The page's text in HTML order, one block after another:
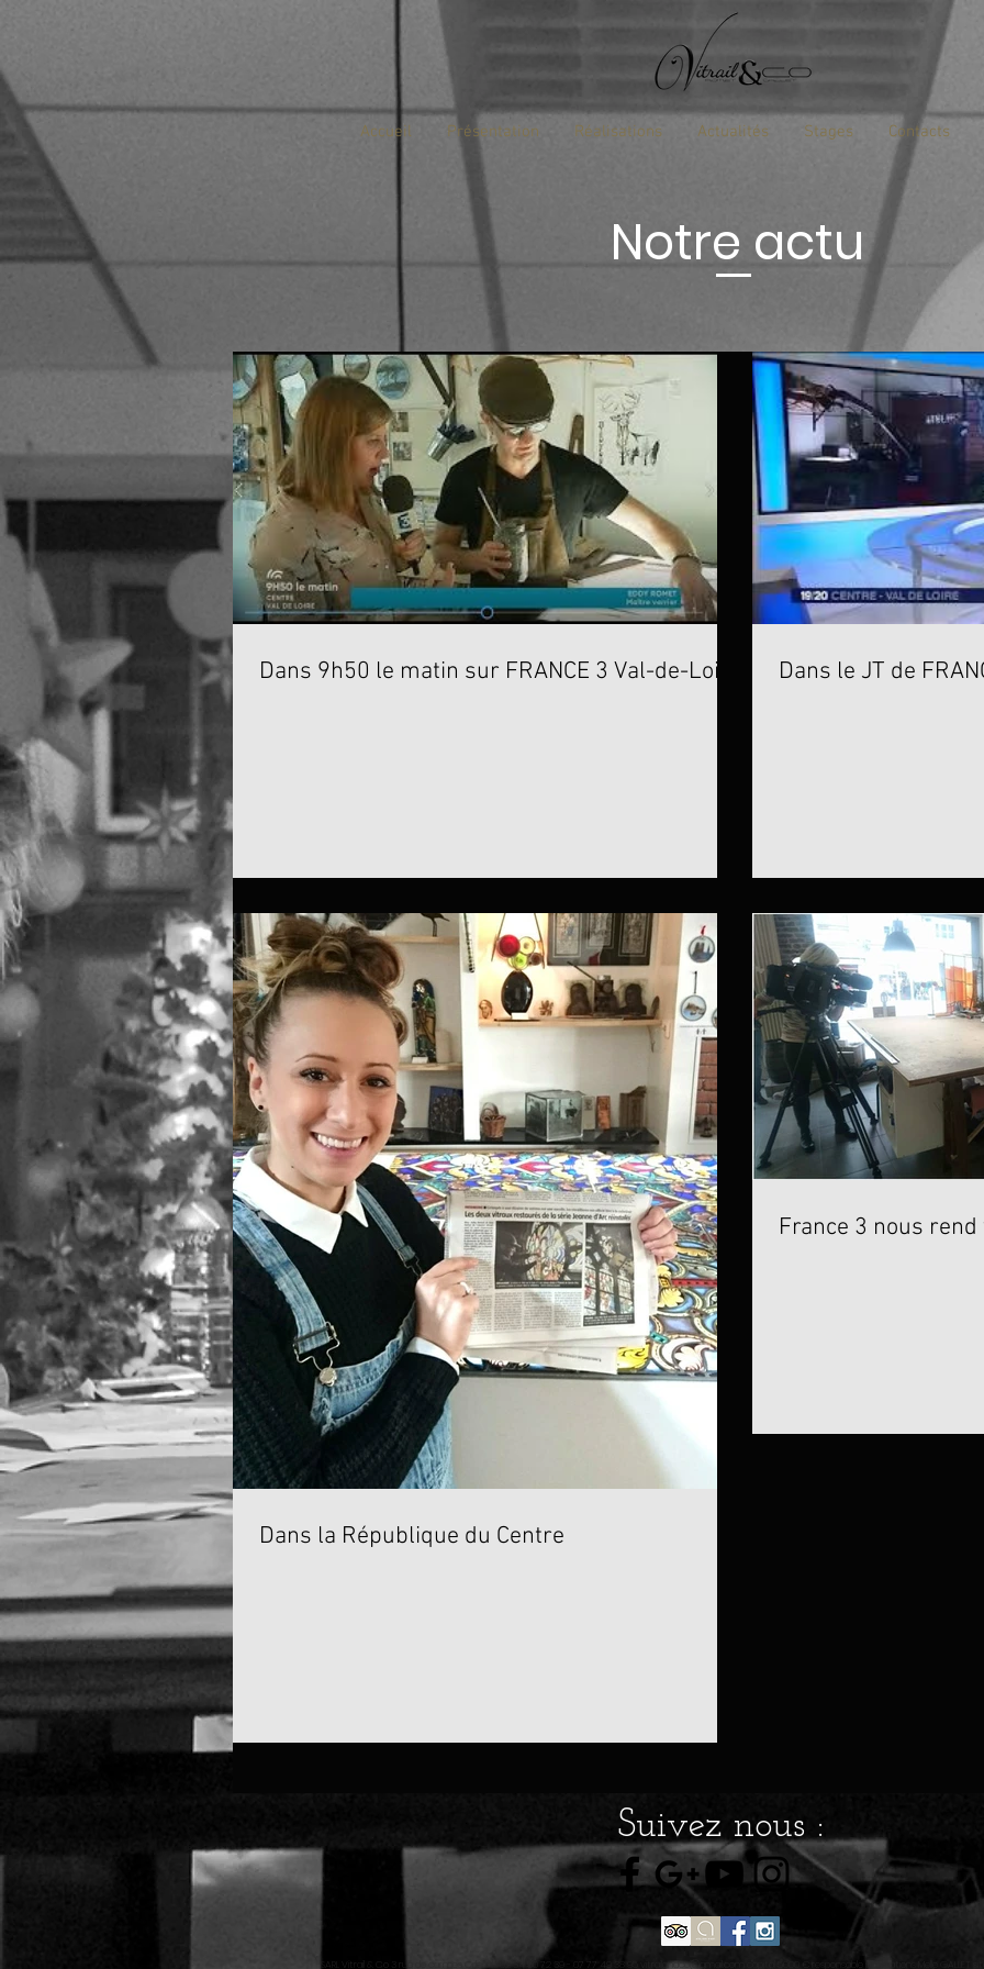
Accueil Présentation Réalisations Actualités Stages Contacts
Notre actu
Dans 9h50 le matin sur FRANCE 3 Val-de-Loire Dans le JT de
Dans la République du Centre
France 3 nous
Suivez nous :
SARL Vitrail & Co 3 rue de carmes Orléans 02 34 50 72 39 - 07 77 49 38 95 vitrailandco@gmail.com